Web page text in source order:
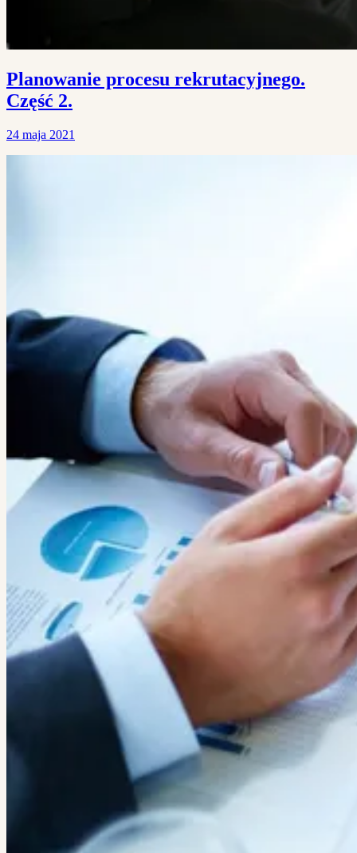
Planowanie procesu rekrutacyjnego.
Część 2.
24 maja 2021